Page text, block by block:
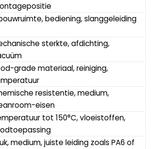
bediening, slanggeleiding
sterkte, afdichting,
grade materiaal, reiniging,
resistentie, medium,
eisen
tot 150°C, vloeistoffen,
medium, juiste leiding zoals PA6 of